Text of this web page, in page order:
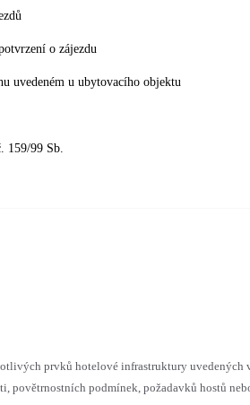
o zájezdu
uvedeném u ubytovacího objektu
159/99 Sb.
prvků hotelové infrastruktury uvedených
povětrnostních podmínek, požadavků hostů